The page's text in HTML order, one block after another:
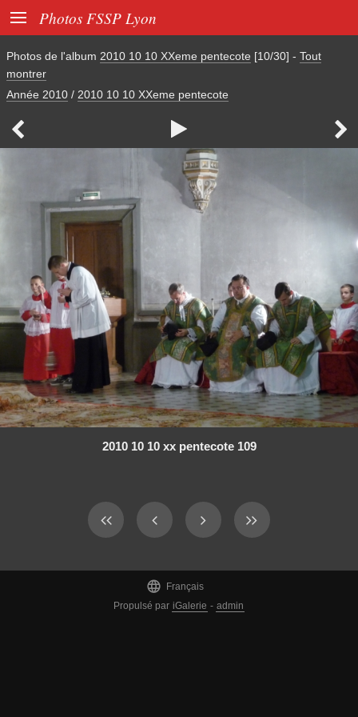
 Photos FSSP Lyon
Photos de l'album 2010 10 10 XXeme pentecote [10/30] - Tout
montrer
Année 2010 / 2010 10 10 XXeme pentecote
  
2010 10 10 xx pentecote 109

Français
Propulsé par iGalerie - admin